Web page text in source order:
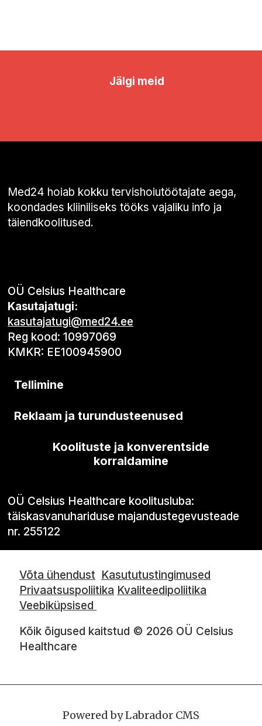
Jälgi meid
Med24 hoiab kokku tervishoiutöötajate aega,
koondades kliiniliseks tööks vajaliku info ja
täiendkoolitused.
OÜ Celsius Healthcare
Kasutajatugi:
kasutajatugi@med24.ee
Reg kood: 10997069
KMKR: EE100945900
Tellimine
Reklaam ja turundusteenused
Koolituste ja konverentside
korraldamine
OÜ Celsius Healthcare koolitusluba:
täiskasvanuhariduse majandustegevusteade
nr. 255122
Võta ühendust Kasututustingimused
Privaatsuspoliitika Kvaliteedipoliitika
Veebiküpsised
Kõik õigused kaitstud © 2026 OÜ Celsius
Healthcare
Powered by Labrador CMS